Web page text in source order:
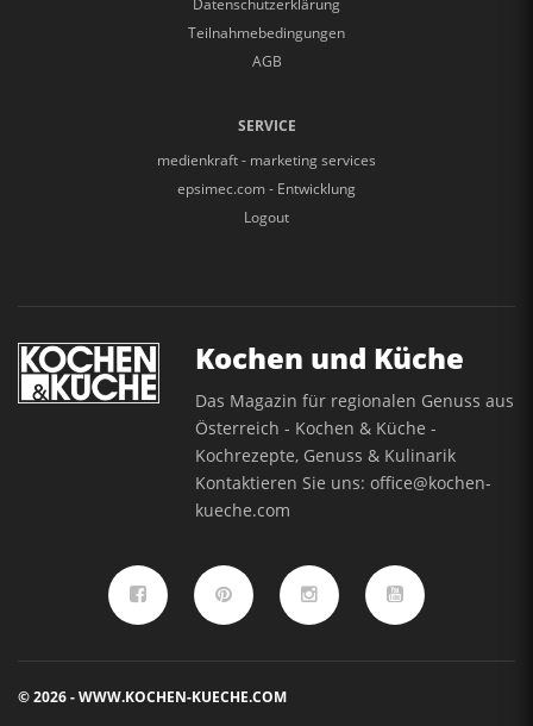
Teilnahmebedingungen
AGB
SERVICE
medienkraft - marketing services
epsimec.com - Entwicklung
Logout
Kochen und Küche
Das Magazin für regionalen Genuss aus
Österreich - Kochen & Küche -
Kochrezepte, Genuss & Kulinarik
Kontaktieren Sie uns:office@kochen-
kueche.com
© 2026 - WWW.KOCHEN-KUECHE.COM